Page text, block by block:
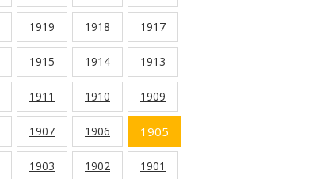
1919 1918 1917
1915 1914 1913
1911 1910 1909
1907 1906 1905
1903 1902 1901